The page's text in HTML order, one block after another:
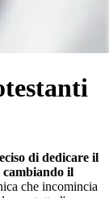
di dedicare il
cambiando il
che incomincia